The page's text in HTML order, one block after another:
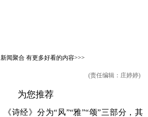
新闻聚合有更多好看的内容>>>
(责任编辑：庄婷婷)
为您推荐
《诗经》分为“风”“雅”“颂”三部分，其